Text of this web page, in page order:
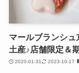
マールブランシ
土産♪店舗限定＆
2020-01-31 2023-10-17